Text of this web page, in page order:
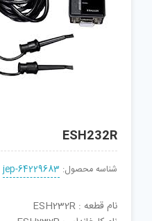
ESH232R
شناسه محصول: jep-64229683
نام قطعه : ESH232R